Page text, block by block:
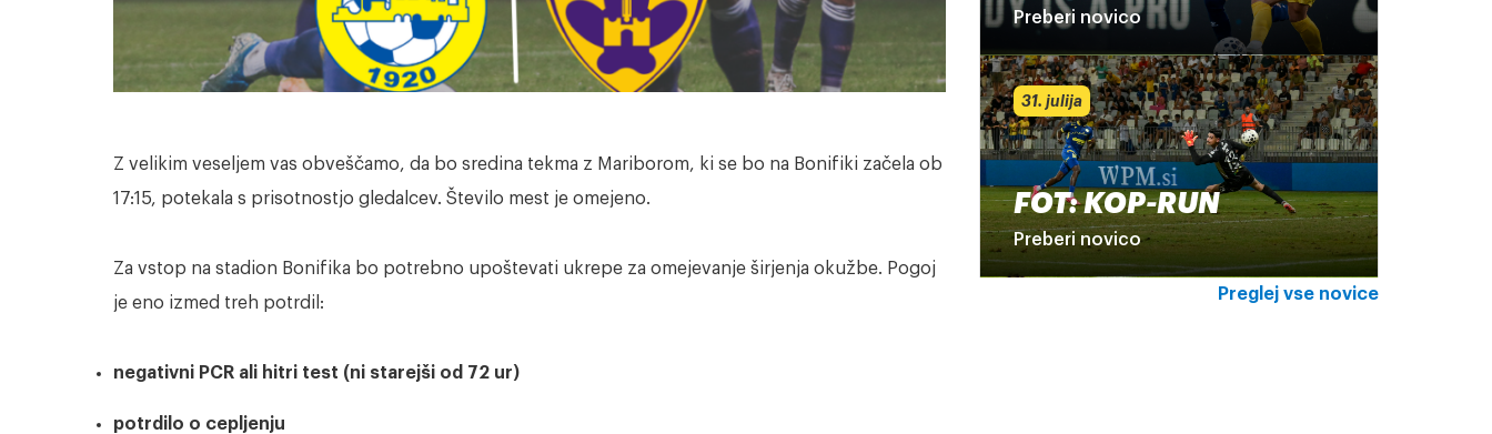
Z velikim veseljem vas obveščamo, da bo sredina tekma z Mariborom, ki se bo na Bonifiki začela ob
17:15, potekala s prisotnostjo gledalcev. Število mest je omejeno.
Za vstop na stadion Bonifika bo potrebno upoštevati ukrepe za omejevanje širjenja okužbe. Pogoj
je eno izmed treh potrdil:
negativni PCR ali hitri test (ni starejši od 72 ur)
potrdilo o cepljenju
Preberi novico
31. julija
FOT: KOP-RUN
Preberi novico
Preglej vse novice